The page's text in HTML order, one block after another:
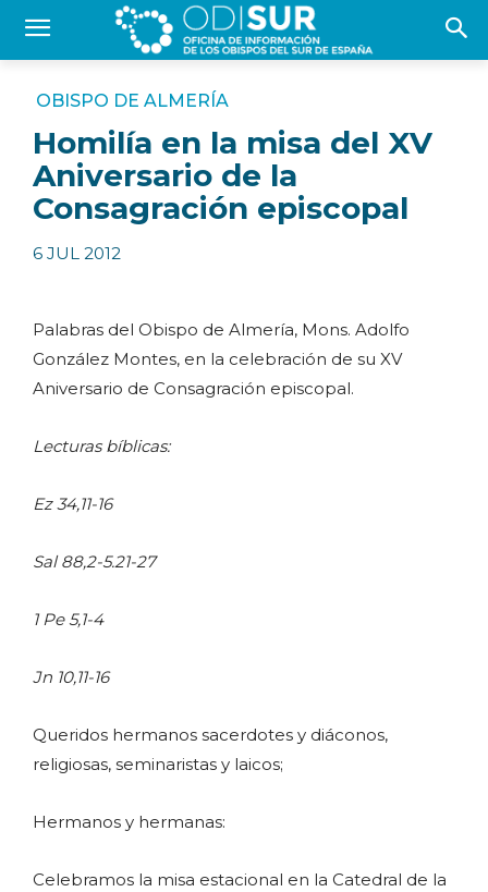
OBISPO DE ALMERÍA
Homilía en la misa del XV
Aniversario de la
Consagración episcopal
6 JUL 2012
Palabras del Obispo de Almería, Mons. Adolfo
González Montes, en la celebración de su XV
Aniversario de Consagración episcopal.
Lecturas bíblicas:
Ez 34,11-16
Sal 88,2-5.21-27
1 Pe 5,1-4
Jn 10,11-16
Queridos hermanos sacerdotes y diáconos,
religiosas, seminaristas y laicos;
Hermanos y hermanas:
Celebramos la misa estacional en la Catedral de la